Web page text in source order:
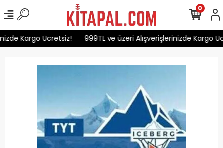
Kargo Ücretsiz! 999TL ve üzeri Alışverişlerinizde Kargo
0